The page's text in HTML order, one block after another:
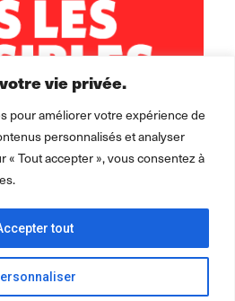
vie privée.
pour améliorer votre expérience de
personnalisés et analyser
« Tout accepter », vous consentez à
tout